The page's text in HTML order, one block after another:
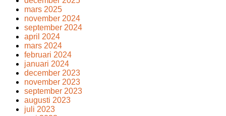
mars 2025
november 2024
september 2024
april 2024
mars 2024
februari 2024
januari 2024
december 2023
november 2023
september 2023
augusti 2023
juli 2023